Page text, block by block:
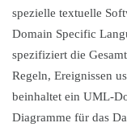
spezielle textuelle
Domain Specific
spezifiziert die
Regeln, Ereignissen
beinhaltet ein UML-
Diagramme für das